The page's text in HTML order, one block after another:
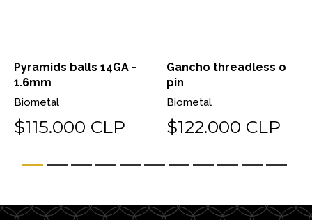
Pyramids balls 14GA -
1.6mm
Biometal
$115.000 CLP
Gancho threadless o
pin
Biometal
$122.000 CLP